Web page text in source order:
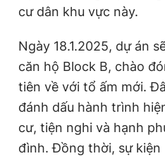
cư dân khu vực này.
Ngày 18.1.2025, dự án
căn hộ Block B, chào
tiên về với tổ ấm mới.
đánh dấu hành trình
cư, tiện nghi và hạnh
đình. Đồng thời, sự kiện